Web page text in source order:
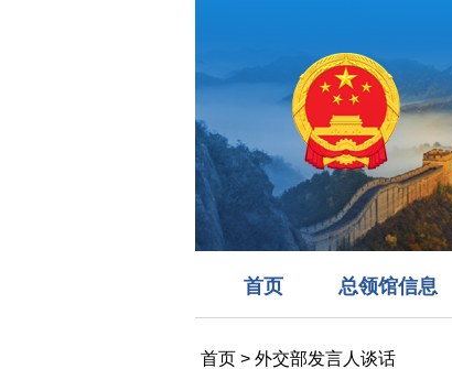
首页 总领馆信息
首页 > 外交部发言人谈话